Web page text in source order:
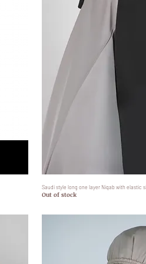
Saudi style long one layer Niqab with elastic
Out of stock